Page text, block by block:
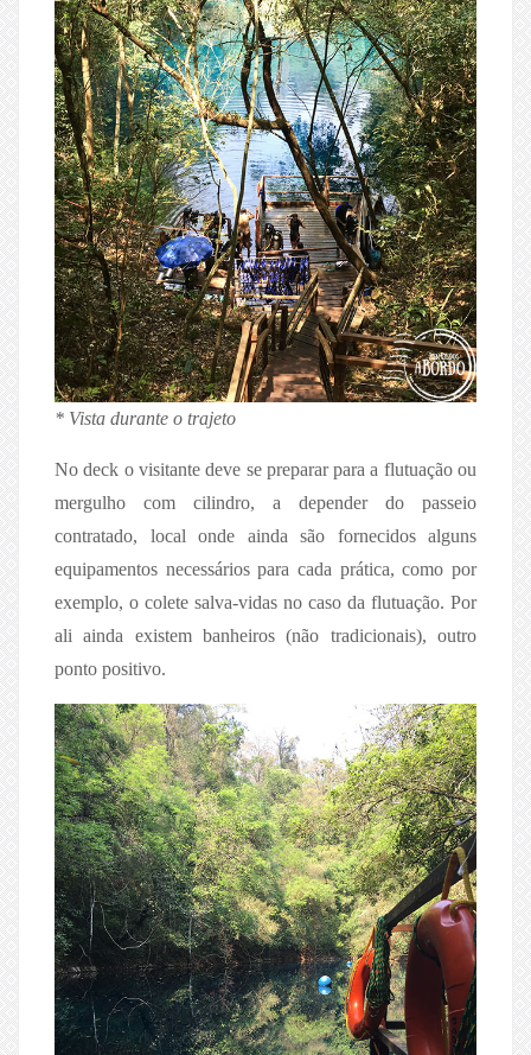
* Vista durante o trajeto
No deck o visitante deve se preparar para a flutuação ou
mergulho com cilindro, a depender do passeio
contratado, local onde ainda são fornecidos alguns
equipamentos necessários para cada prática, como por
exemplo, o colete salva-vidas no caso da flutuação. Por
ali ainda existem banheiros (não tradicionais), outro
ponto positivo.